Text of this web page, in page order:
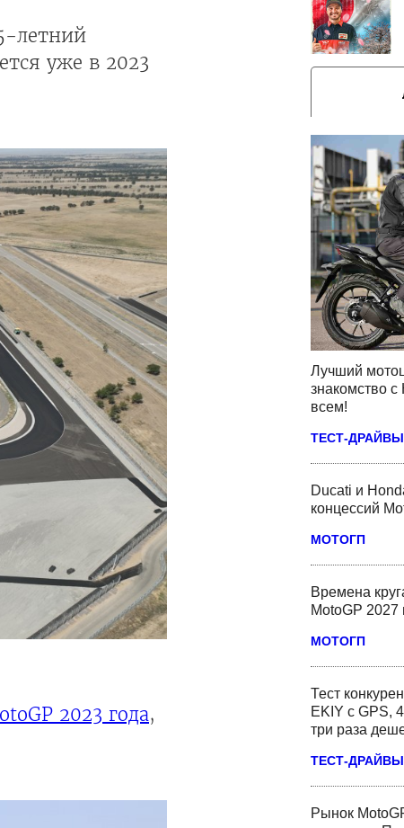
Лучший
знакомство
всем!
ТЕСТ-ДРАЙВЫ
Ducati и
концессий
МОТОГП
Времена
MotoGP
МОТОГП
Тест
EKIY с GPS,
три раза
ТЕСТ-ДРАЙВЫ
Рынок
летний
уже в 2023
2023 года,